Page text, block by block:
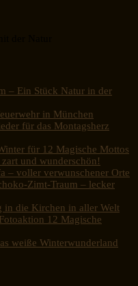
– Ein Stück Natur in der
in München
für das Montagsherz
für 12 Magische Mottos
und wunderschön!
– voller verwunschener Orte
Zimt-Traum – lecker
in die Kirchen in aller Welt
12 Magische
weiße Winterwunderland